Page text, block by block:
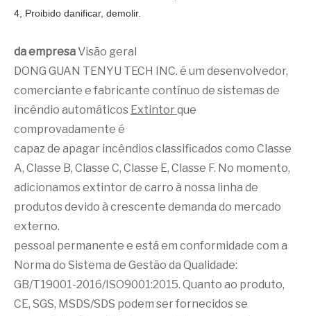
4, Proibido danificar, demolir.
da empresaVisão geral
DONG GUAN TENYU TECH INC. é um desenvolvedor,
comerciante e fabricante contínuo de sistemas de
incêndio automáticos Extintorque
comprovadamente é
capaz de apagar incêndios classificados como Classe
A, Classe B, Classe C, Classe E, Classe F. No momento,
adicionamos extintor de carro à nossa linha de
produtos devido à crescente demanda do mercado
externo.
pessoal permanente e está em conformidade com a
Norma do Sistema de Gestão da Qualidade:
GB/T19001-2016/ISO9001:2015. Quanto ao produto,
CE, SGS, MSDS/SDS podem ser fornecidos se